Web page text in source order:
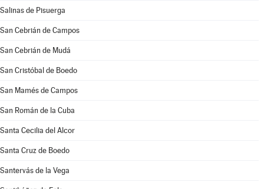
Salinas de Pisuerga
San Cebrián de Campos
San Cebrián de Mudá
San Cristóbal de Boedo
San Mamés de Campos
San Román de la Cuba
Santa Cecilia del Alcor
Santa Cruz de Boedo
Santervás de la Vega